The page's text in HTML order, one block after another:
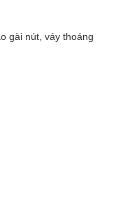
gài nút, váy thoáng